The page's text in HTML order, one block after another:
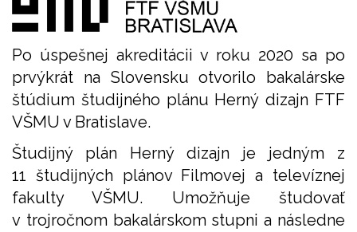
Po úspešnej akreditácii v roku 2020 sa po
prvýkrát na Slovensku otvorilo bakalárske
štúdium študijného plánu Herný dizajn FTF
VŠMU v Bratislave.
Študijný plán Herný dizajn je jedným z
11 študijných plánov Filmovej a televíznej
fakulty VŠMU. Umožňuje študovať
v trojročnom bakalárskom stupni a následne